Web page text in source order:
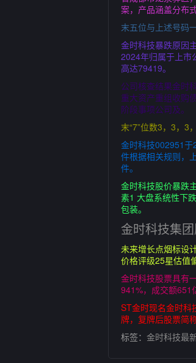
案，产品涵盖分布式
末五位与上述号码
金时科技暴跌原因
2024年归属于上市
高达79419。
公司核查结果金时
重大资产重组收购
阶段事项公司及。
末“7”位数3，3，3
金时科技002951于
件根据相关规则，
件。
金时科技股价暴跌
素1 大盘系统性下
包装。
金时科技集
未来增长点烟标设
价格评级25星估值
金时科技股票具有
941%，成交额651
ST金时现名金时科
牌，复牌后股票简
标签： 金时科技最